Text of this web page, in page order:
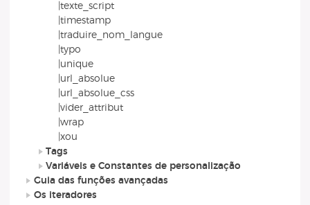
|texte_script
|timestamp
|traduire_nom_langue
|typo
|unique
|url_absolue
|url_absolue_css
|vider_attribut
|wrap
|xou
Tags
Variáveis e Constantes de personalização
Guia das funções avançadas
Os iteradores